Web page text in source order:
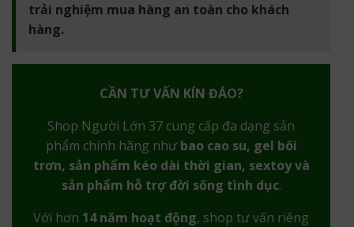
trải nghiệm mua hàng an toàn cho khách
hàng.
CẦN TƯ VẤN KÍN ĐÁO?
Shop Người Lớn 37 cung cấp đa dạng sản
phẩm chính hãng như bao cao su, gel bôi
trơn, sản phẩm kéo dài thời gian, sextoy và
sản phẩm hỗ trợ đời sống tình dục.
Với hơn 14 năm hoạt động, shop tư vấn riêng